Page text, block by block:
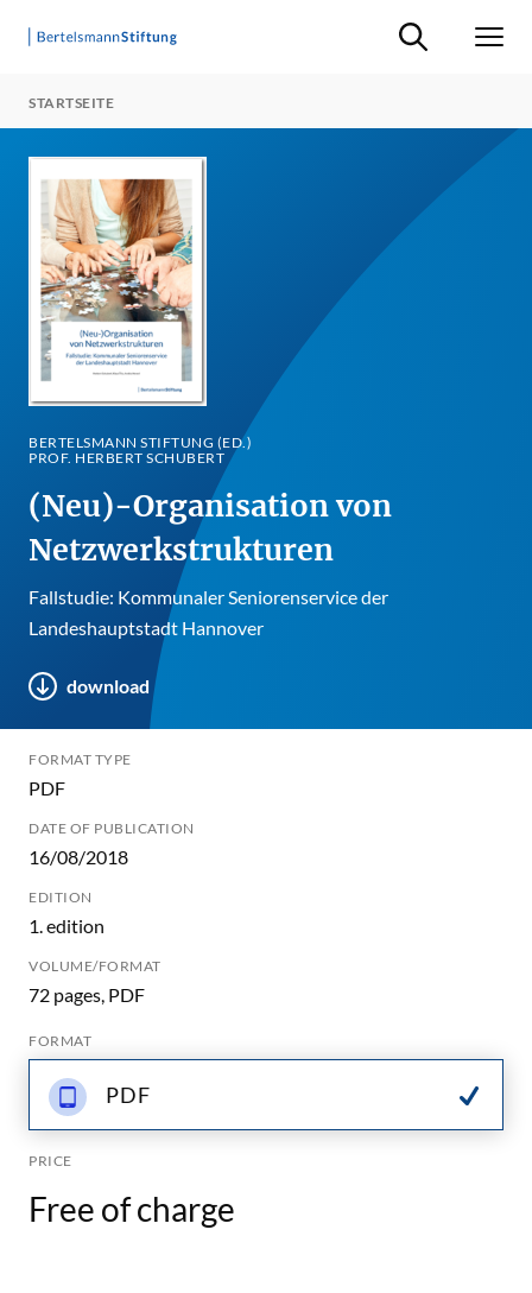
Suche ein-/
STARTSEITE
BERTELSMANN STIFTUNG (ED.)
PROF. HERBERT SCHUBERT
(Neu)-Organisation von
Netzwerkstrukturen
Fallstudie: Kommunaler Seniorenservice der
Landeshauptstadt Hannover
download
FORMAT TYPE
PDF
DATE OF PUBLICATION
16/08/2018
EDITION
1. edition
VOLUME/FORMAT
72 pages, PDF
FORMAT
PDF
PRICE
Free of charge